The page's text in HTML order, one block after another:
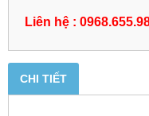
Liên hệ :
CHI TIẾT